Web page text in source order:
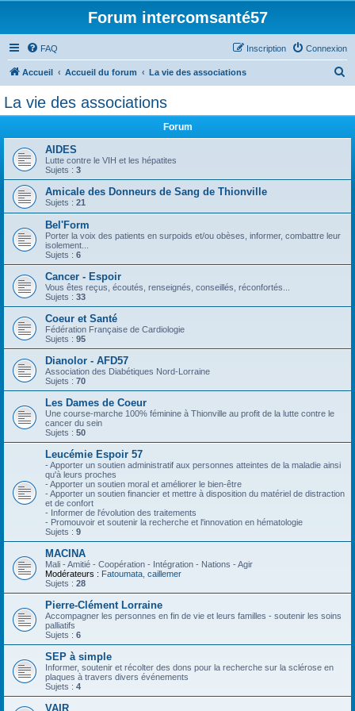
Forum intercomsanté57
FAQ Connexion
Inscription
Accueil Accueil du forum La vie des associations
La vie des associations
Forum
AIDES
Lutte contre le VIH et les hépatites
Sujets : 3
Amicale des Donneurs de Sang de Thionville
Sujets : 21
Bel'Form
Porter la voix des patients en surpoids et/ou obèses, informer, combattre leur
isolement...
Sujets : 6
Cancer - Espoir
Vous êtes reçus, écoutés, renseignés, conseillés, réconfortés...
Sujets : 33
Coeur et Santé
Fédération Française de Cardiologie
Sujets : 95
Dianolor - AFD57
Association des Diabétiques Nord-Lorraine
Sujets : 70
Les Dames de Coeur
Une course-marche 100% féminine à Thionville au profit de la lutte contre le
cancer du sein
Sujets : 50
Leucémie Espoir 57
- Apporter un soutien administratif aux personnes atteintes de la maladie ainsi
qu'à leurs proches
- Apporter un soutien moral et améliorer le bien-être
- Apporter un soutien financier et mettre à disposition du matériel de distraction
et de confort
- Informer de l'évolution des traitements
- Promouvoir et soutenir la recherche et l'innovation en hématologie
Sujets : 9
MACINA
Mali - Amitié - Coopération - Intégration - Nations - Agir
Modérateurs : Fatoumata caillemer
Sujets : 28
Pierre-Clément Lorraine
Accompagner les personnes en fin de vie et leurs familles - soutenir les soins
palliatifs
Sujets : 6
SEP à simple
Informer, soutenir et récolter des dons pour la recherche sur la sclérose en
plaques à travers divers événements
Sujets : 4
VAIR